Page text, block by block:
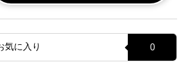
気に入り 0